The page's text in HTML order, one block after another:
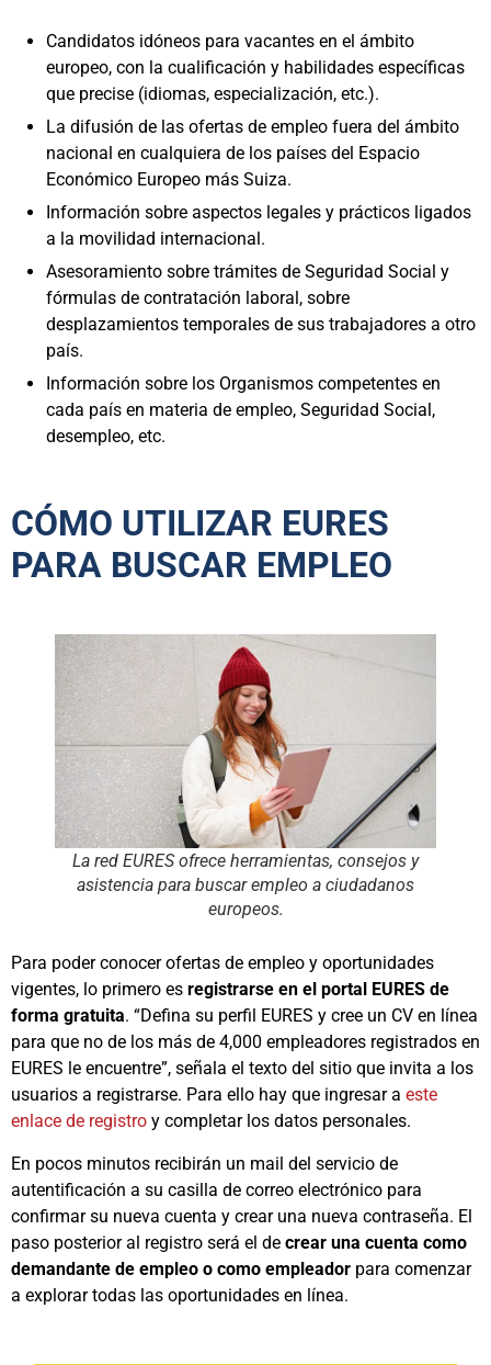
Candidatos idóneos para vacantes en el ámbito
europeo, con la cualificación y habilidades específicas
que precise (idiomas, especialización, etc.).
La difusión de las ofertas de empleo fuera del ámbito
nacional en cualquiera de los países del Espacio
Económico Europeo más Suiza.
Información sobre aspectos legales y prácticos ligados
a la movilidad internacional.
Asesoramiento sobre trámites de Seguridad Social y
fórmulas de contratación laboral, sobre
desplazamientos temporales de sus trabajadores a otro
país.
Información sobre los Organismos competentes en
cada país en materia de empleo, Seguridad Social,
desempleo, etc.
CÓMO UTILIZAR EURES
PARA BUSCAR EMPLEO
La red EURES ofrece herramientas, consejos y
asistencia para buscar empleo a ciudadanos
europeos.
Para poder conocer ofertas de empleo y oportunidades
vigentes, lo primero es registrarse en el portal EURES de
forma gratuita. “Defina su perfil EURES y cree un CV en línea
para que no de los más de 4,000 empleadores registrados en
EURES le encuentre”, señala el texto del sitio que invita a los
usuarios a registrarse. Para ello hay que ingresar a este
enlace de registro y completar los datos personales.
En pocos minutos recibirán un mail del servicio de
autentificación a su casilla de correo electrónico para
confirmar su nueva cuenta y crear una nueva contraseña. El
paso posterior al registro será el de crear una cuenta como
demandante de empleo o como empleador para comenzar
a explorar todas las oportunidades en línea.